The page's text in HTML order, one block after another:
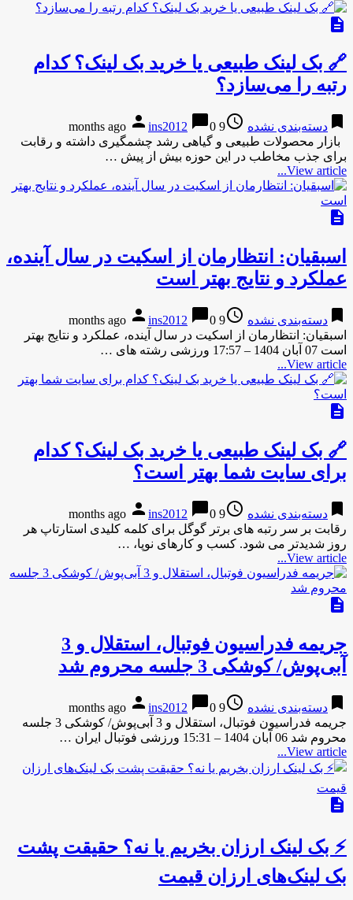
description
🔗 بک لینک طبیعی یا خرید بک لینک؟ کدام
رتبه را می‌سازد؟
bookmark دسته‌بندی نشده access_time
9 months ago
person ins2012 chat_bubble0
بازار محصولات طبیعی و گیاهی رشد چشمگیری داشته و رقابت
برای جذب مخاطب در این حوزه بیش از پیش …
View article...
description
اسبقیان: انتظارمان از اسکیت در سال آینده،
عملکرد و نتایج بهتر است
bookmark دسته‌بندی نشده access_time
9 months ago
person ins2012 chat_bubble0
اسبقیان: انتظارمان از اسکیت در سال آینده، عملکرد و نتایج بهتر
است 07 آبان 1404 – 17:57 ورزشی رشته های …
View article...
description
🔗 بک لینک طبیعی یا خرید بک لینک؟ کدام
برای سایت شما بهتر است؟
bookmark دسته‌بندی نشده access_time
9 months ago
person ins2012 chat_bubble0
رقابت بر سر رتبه های برتر گوگل برای کلمه کلیدی استارتاپ هر
روز شدیدتر می شود. کسب و کارهای نوپا، …
View article...
description
جریمه فدراسیون فوتبال، استقلال و 3
آبی‌پوش/ کوشکی 3 جلسه محروم شد
bookmark دسته‌بندی نشده access_time
9 months ago
person ins2012 chat_bubble0
جریمه فدراسیون فوتبال، استقلال و 3 آبی‌پوش/ کوشکی 3 جلسه
محروم شد 06 آبان 1404 – 15:31 ورزشی فوتبال ایران …
View article...
description
⚡ بک لینک ارزان بخریم یا نه؟ حقیقت پشت
بک لینک‌های ارزان قیمت